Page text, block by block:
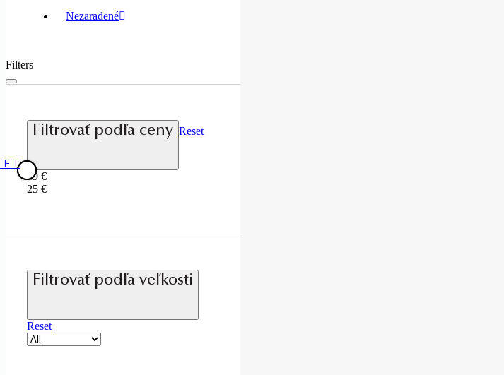
Nezaradené
Filters
Filtrovať podľa ceny Reset
19 €
25 €
Filtrovať podľa veľkosti
Reset